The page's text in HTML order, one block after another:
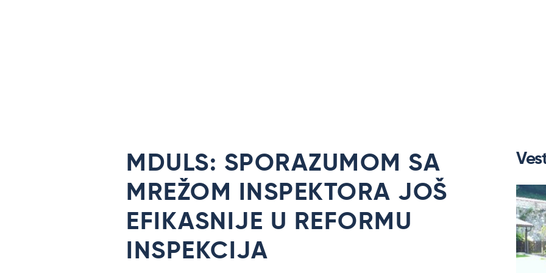
MDULS: SPORAZUMOM SA
MREŽOM INSPEKTORA JOŠ
EFIKASNIJE U REFORMU
INSPEKCIJA